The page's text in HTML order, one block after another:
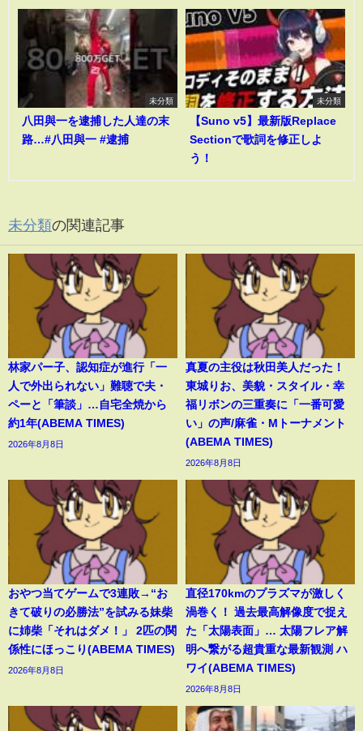
未分類
八田與一を逮捕した人達の末
路…#八田與一 #逮捕
未分類
【Suno v5】最新版Replace
Sectionで歌詞を修正しよ
う！
未分類の関連記事
林家パー子、認知症が進行「一
人で外出られない」難聴で夫・
ペーと「筆談」…自宅全焼から
約1年(ABEMA TIMES)
2026年8月8日
真夏の主役は秋田美人だった！
東城りお、美貌・スタイル・幸
福リボンの三重奏に「一番可愛
い」の声/麻雀・Mトーナメント
(ABEMA TIMES)
2026年8月8日
おやつ当てゲームで3連敗→“お
きて破りの必勝法”を試みる妹柴
に姉柴「それはダメ！」 2匹の関
係性にほっこり(ABEMA TIMES)
2026年8月8日
直径170kmのプラズマが激しく
渦巻く！ 過去最高解像度で捉え
た「太陽表面」… 太陽フレア解
明へ繋がる超貴重な最新観測 ハ
ワイ(ABEMA TIMES)
2026年8月8日